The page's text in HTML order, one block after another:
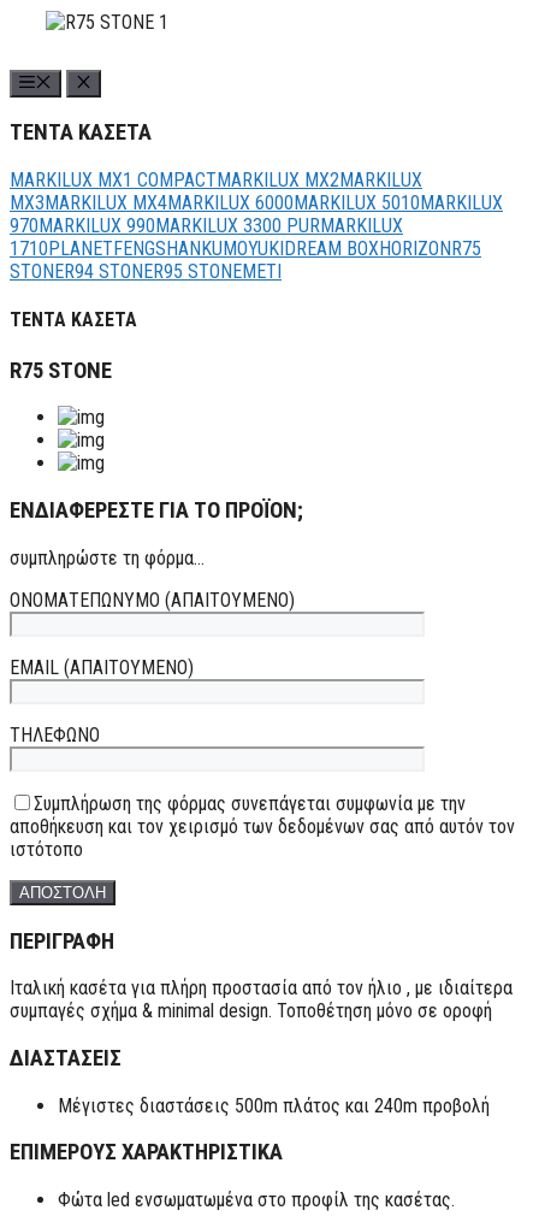
ΤΕΝΤΑ ΚΑΣΕΤΑ
MARKILUX MX1 COMPACTMARKILUX MX2MARKILUX
MX3MARKILUX MX4ΜARKILUX 6000MARKILUX 5010MARKILUX
970MARKILUX 990MARKILUX 3300 PURMARKILUX
1710PLANETFENGSHANKUMOYUKIDREAM BOXHORIZONR75
STONER94 STONER95 STONEMETI
ΤΕΝΤΑ ΚΑΣΕΤΑ
R75 STONE
ΕΝΔΙΑΦΕΡΕΣΤΕ ΓΙΑ ΤΟ ΠΡΟΪΟΝ;
συμπληρώστε τη φόρμα...
ΟΝΟΜΑΤΕΠΩΝΥΜΟ (ΑΠΑΙΤΟΥΜΕΝΟ)
EMAIL (ΑΠΑΙΤΟΥΜΕΝΟ)
ΤΗΛΕΦΩΝΟ
Συμπλήρωση της φόρμας συνεπάγεται συμφωνία με την
αποθήκευση και τον χειρισμό των δεδομένων σας από αυτόν τον
ιστότοπο
ΠΕΡΙΓΡΑΦΗ
Ιταλική κασέτα για πλήρη προστασία από τον ήλιο , με ιδιαίτερα
συμπαγές σχήμα & minimal design. Τοποθέτηση μόνο σε οροφή
ΔΙΑΣΤΑΣΕΙΣ
Μέγιστες διαστάσεις 500m πλάτος και 240m προβολή
ΕΠΙΜΕΡΟΥΣ ΧΑΡΑΚΤΗΡΙΣΤΙΚΑ
Φώτα led ενσωματωμένα στο προφίλ της κασέτας.